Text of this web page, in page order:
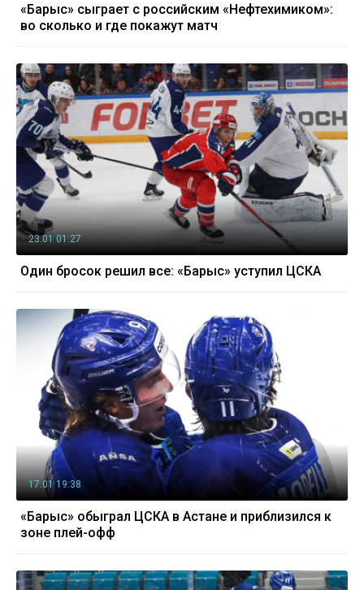
«Барыс» сыграет с российским «Нефтехимиком»:
во сколько и где покажут матч
23.01 01:27
Один бросок решил все: «Барыс» уступил ЦСКА
17.01 19:38
«Барыс» обыграл ЦСКА в Астане и приблизился к
зоне плей-офф